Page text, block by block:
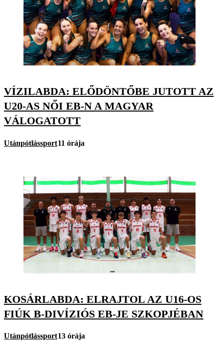
VÍZILABDA: ELŐDÖNTŐBE JUTOTT AZ
U20-AS NŐI EB-N A MAGYAR
VÁLOGATOTT
Utánpótlássport11 órája
KOSÁRLABDA: ELRAJTOL AZ U16-OS
FIÚK B-DIVÍZIÓS EB-JE SZKOPJÉBAN
Utánpótlássport13 órája